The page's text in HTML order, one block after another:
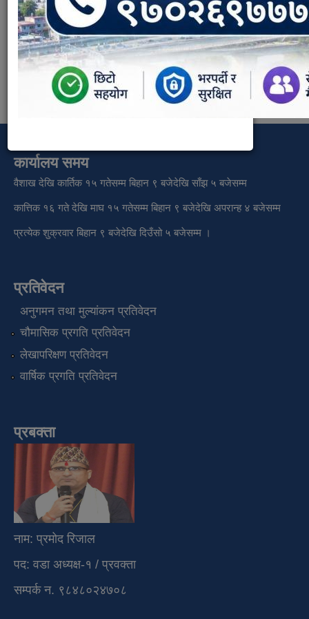
भुमी व्यवस्थापन तथा नापी शाखा
Weight:
17
कार्यालय समय
वैशाख देखि कार्तिक १५ गतेसम्म बिहान ९ बजेदेखि साँझ ५ बजेसम्म
कात्तिक १६ गते देखि माघ १५ गतेसम्म बिहान ९ बजेदेखि अपरान्ह ४ बजेसम्म
प्रत्येक शुक्रवार बिहान ९ बजेदेखि दिउँसो ५ बजेसम्म ।
प्रतिवेदन
अनुगमन तथा मुल्यांकन प्रतिवेदन
चौमासिक प्रगति प्रतिवेदन
लेखापरिक्षण प्रतिवेदन
वार्षिक प्रगति प्रतिवेदन
प्रबक्ता
नाम: प्रमोद रिजाल
पद: वडा अध्यक्ष-१ / प्रवक्ता
सम्पर्क न. ९८४८०२४७०८